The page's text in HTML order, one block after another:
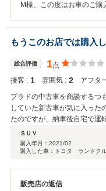
M様、この度はお車のご
でもお気軽にご来店いた
いいたします。
もうこのお店では購入
総合評価 1点
接客 : 1 雰囲気 : 2 アフタ
プラドの中古車を商談するつ
していた新古車が気に入った
たのですが、納車後自宅で運
ついてました。その内容をネ
いっても中古車ですから!!」
いる部分とはいえ、とても不
ＳＵＶ
購入年月： 2021/02
購入した車：トヨタ ランドク
販売店の返信